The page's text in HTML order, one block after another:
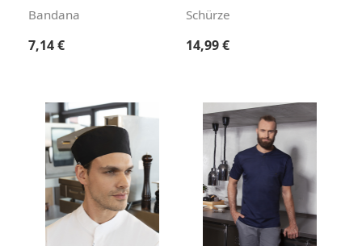
Bandana
Regulärer Preis:
7,14 €
Schürze
Regulärer Preis:
14,99 €